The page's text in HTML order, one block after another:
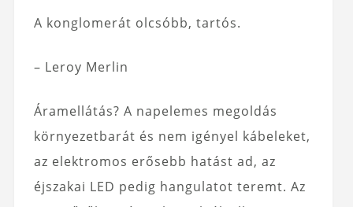
A konglomerát olcsóbb, tartós.
– Leroy Merlin
Áramellátás? A napelemes megoldás
környezetbarát és nem igényel kábeleket,
az elektromos erősebb hatást ad, az
éjszakai LED pedig hangulatot teremt. Az